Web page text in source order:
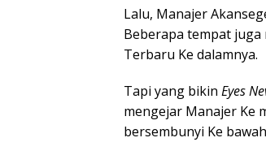
Lalu, Manajer
Beberapa tempat
Terbaru Ke dalamnya.
Tapi yang bikin Eyes
mengejar Manajer Ke
bersembunyi Ke